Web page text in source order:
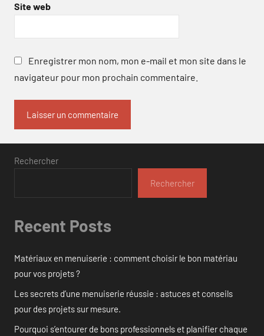
Site web
Enregistrer mon nom, mon e-mail et mon site dans le
navigateur pour mon prochain commentaire.
Rechercher
Rechercher
Recent Posts
Matériaux en menuiserie : comment choisir le bon matériau
pour vos projets ?
Les secrets d’une menuiserie réussie : astuces et conseils
pour des projets sur mesure.
Pourquoi s’entourer de bons professionnels et planifier chaque